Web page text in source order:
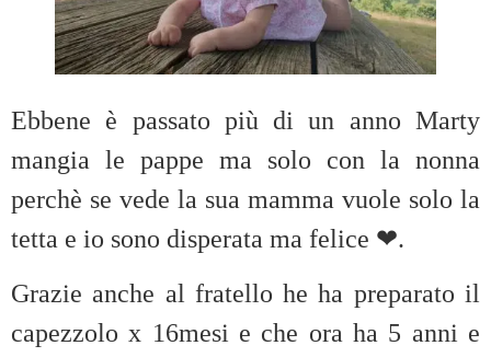
Ebbene è passato più di un anno Marty
mangia le pappe ma solo con la nonna
perchè se vede la sua mamma vuole solo la
tetta e io sono disperata ma felice ❤.
Grazie anche al fratello he ha preparato il
capezzolo x 16mesi e che ora ha 5 anni e